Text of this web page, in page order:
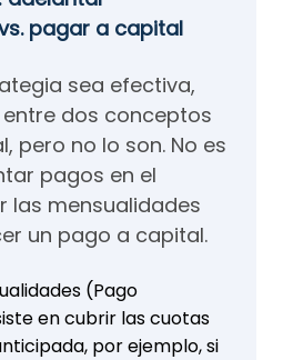
pagar a capital
sea efectiva,
dos conceptos
pero no lo son. No es
pagos en el
las mensualidades
un pago a capital.
(Pago
en cubrir las cuotas
por ejemplo, si